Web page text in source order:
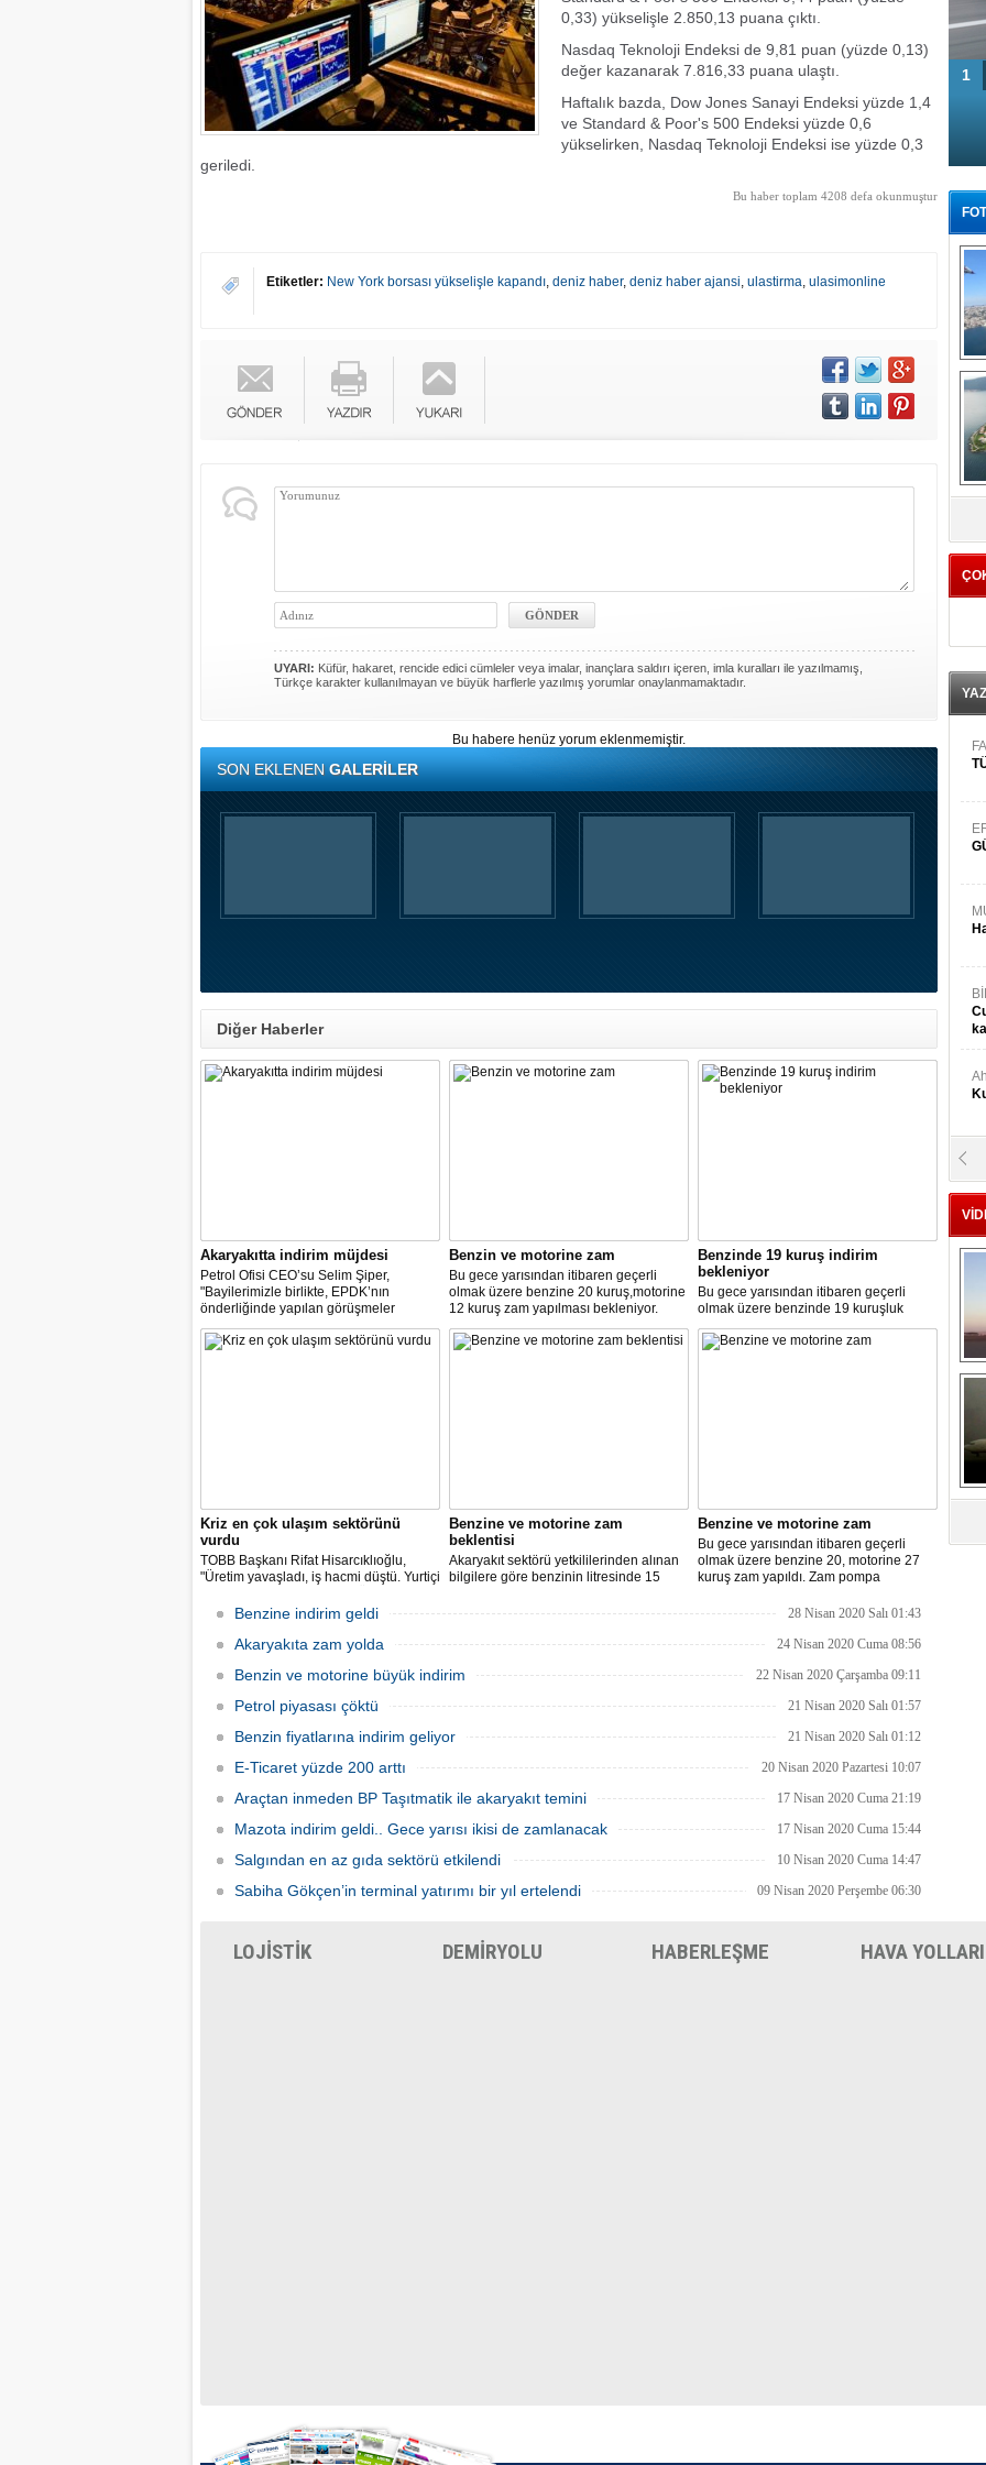
0,33) yükselişle 2.850,13 puana çıktı.
Nasdaq Teknoloji Endeksi de 9,81 puan (yüzde 0,13)
değer kazanarak 7.816,33 puana ulaştı.
Haftalık bazda, Dow Jones Sanayi Endeksi yüzde 1,4
ve Standard & Poor's 500 Endeksi yüzde 0,6
yükselirken, Nasdaq Teknoloji Endeksi ise yüzde 0,3
geriledi.
Bu haber toplam 4208 defa okunmuştur
Etiketler: New York borsası yükselişle kapandı, deniz haber, deniz haber ajansi, ulastirma, ulasimonline
UYARI: Küfür, hakaret, rencide edici cümleler veya imalar, inançlara saldırı içeren, imla kuralları ile yazılmamış,
Türkçe karakter kullanılmayan ve büyük harflerle yazılmış yorumlar onaylanmamaktadır.
Bu habere henüz yorum eklenmemiştir.
SON EKLENENGALERİLER
Diğer Haberler
Akaryakıtta indirim müjdesi
Petrol Ofisi CEO’su Selim Şiper,
"Bayilerimizle birlikte, EPDK’nın
önderliğinde yapılan görüşmeler
sonucunda, dağıtım masraf
paylarımızdan fedakârlık ederek
Benzin ve motorine zam
Bu gece yarısından itibaren geçerli
olmak üzere benzine 20 kuruş,motorine
12 kuruş zam yapılması bekleniyor.
Benzinde 19 kuruş indirim
bekleniyor
Bu gece yarısından itibaren geçerli
olmak üzere benzinde 19 kuruşluk
indirim gerçekleşti.
Kriz en çok ulaşım sektörünü
vurdu
TOBB Başkanı Rifat Hisarcıklıoğlu,
"Üretim yavaşladı, iş hacmi düştü. Yurtiçi
sınırları kapattı, ihracat yavaşladı,
mallarımızı taşıyamaz hale geldik" dedi.
Benzine ve motorine zam
beklentisi
Akaryakıt sektörü yetkililerinden alınan
bilgilere göre benzinin litresinde 15
zam yapılması bekleniyor.
Benzine ve motorine zam
Bu gece yarısından itibaren geçerli
olmak üzere benzine 20, motorine 27
kuruş zam yapıldı. Zam pompa
Benzine indirim geldi 28 Nisan 2020 Salı 01:43
Akaryakıta zam yolda 24 Nisan 2020 Cuma 08:56
Benzin ve motorine büyük indirim 22 Nisan 2020 Çarşamba 09:11
Petrol piyasası çöktü 21 Nisan 2020 Salı 01:57
Benzin fiyatlarına indirim geliyor 21 Nisan 2020 Salı 01:12
E-Ticaret yüzde 200 arttı 20 Nisan 2020 Pazartesi 10:07
Araçtan inmeden BP Taşıtmatik ile akaryakıt temini 17 Nisan 2020 Cuma 21:19
Mazota indirim geldi.. Gece yarısı ikisi de zamlanacak 17 Nisan 2020 Cuma 15:44
Salgından en az gıda sektörü etkilendi 10 Nisan 2020 Cuma 14:47
Sabiha Gökçen’in terminal yatırımı bir yıl ertelendi 09 Nisan 2020 Perşembe 06:30
1
LOJİSTİK DEMİRYOLU HABERLEŞME HAVA YOLLARI